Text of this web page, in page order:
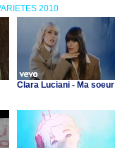
2010
Clara Luciani - Ma soeur